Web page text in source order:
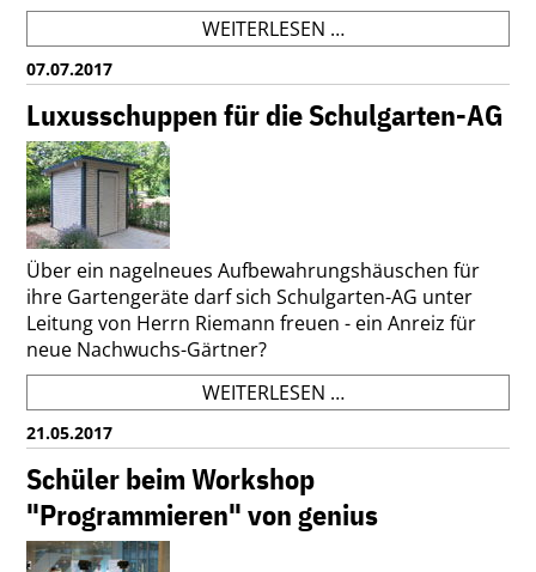
WEITERLESEN …SOFIA-
AG:
CALIFORNIA
DREAMING!
07.07.2017
Luxusschuppen für die Schulgarten-AG
Über ein nagelneues Aufbewahrungshäuschen für
ihre Gartengeräte darf sich Schulgarten-AG unter
Leitung von Herrn Riemann freuen - ein Anreiz für
neue Nachwuchs-Gärtner?
WEITERLESEN …LUXUSSCHUPPEN
FÜR
DIE
21.05.2017
Schüler beim Workshop
"Programmieren" von genius